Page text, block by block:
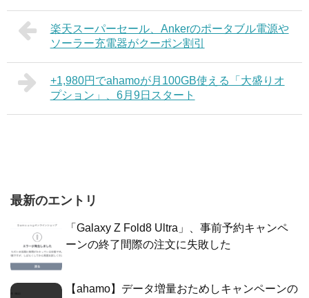
楽天スーパーセール、Ankerのポータブル電源や
ソーラー充電器がクーポン割引
+1,980円でahamoが月100GB使える「大盛りオ
プション」、6月9日スタート
最新のエントリ
「Galaxy Z Fold8 Ultra」、事前予約キャンペ
ーンの終了間際の注文に失敗した
【ahamo】データ増量おためしキャンペーンの